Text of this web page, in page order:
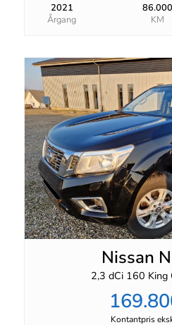
2021
Årgang
86.000
KM
Nissan
2,3 dCi 160 King
Kontantpris